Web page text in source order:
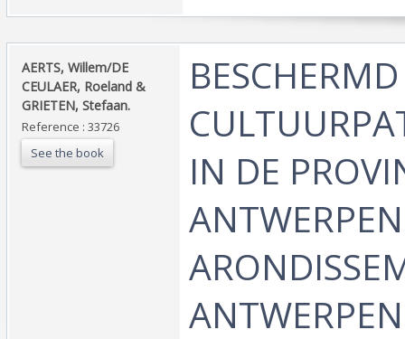
‎AERTS, Willem/DE
CEULAER, Roeland &
GRIETEN, Stefaan.‎
Reference : 33726
See the book
‎BESCHERMD
IN DE